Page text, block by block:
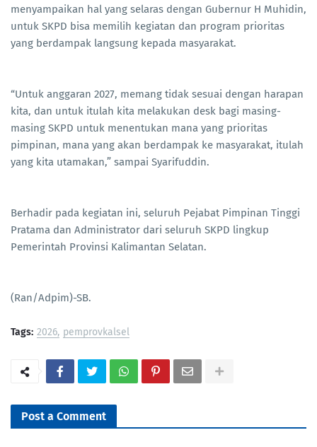
menyampaikan hal yang selaras dengan Gubernur H Muhidin,
untuk SKPD bisa memilih kegiatan dan program prioritas
yang berdampak langsung kepada masyarakat.
“Untuk anggaran 2027, memang tidak sesuai dengan harapan
kita, dan untuk itulah kita melakukan desk bagi masing-
masing SKPD untuk menentukan mana yang prioritas
pimpinan, mana yang akan berdampak ke masyarakat, itulah
yang kita utamakan,” sampai Syarifuddin.
Berhadir pada kegiatan ini, seluruh Pejabat Pimpinan Tinggi
Pratama dan Administrator dari seluruh SKPD lingkup
Pemerintah Provinsi Kalimantan Selatan.
(Ran/Adpim)-SB.
Tags: 2026 pemprovkalsel
Post a Comment